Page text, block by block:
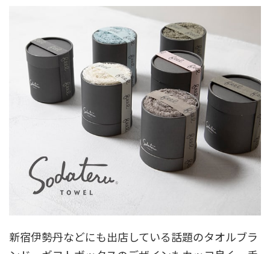
新宿伊勢丹などにも出店している話題のタオルブラ